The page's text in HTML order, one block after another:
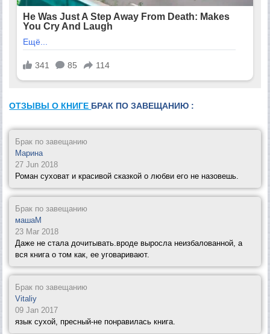
ОТЗЫВЫ О КНИГЕ БРАК ПО ЗАВЕЩАНИЮ :
Брак по завещанию
Марина
27 Jun 2018
Роман суховат и красивой сказкой о любви его не назовешь.
Брак по завещанию
машаМ
23 Mar 2018
Даже не стала дочитывать.вроде выросла неизбалованной, а
вся книга о том как, ее уговаривают.
Брак по завещанию
Vitaliy
09 Jan 2017
язык сухой, пресный-не понравилась книга.